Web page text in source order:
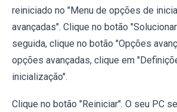
reiniciado no "Menu de opções de
avançadas". Clique no botão
seguida, clique no botão "Opções
opções avançadas, clique em
inicialização".
Clique no botão "Reiniciar". O seu PC